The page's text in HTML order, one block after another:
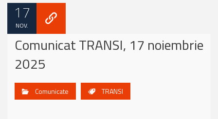
17
NOV.
Comunicat TRANSI, 17 noiembrie
2025
Comunicate TRANSI